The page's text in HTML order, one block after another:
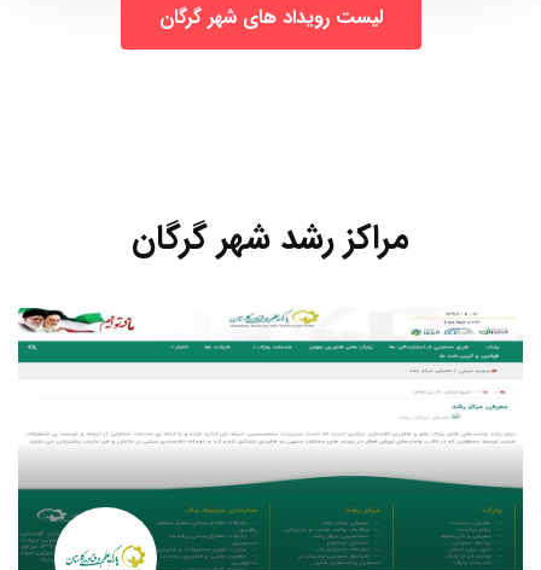
لیست رویداد های شهر گرگان
مراکز رشد شهر گرگان